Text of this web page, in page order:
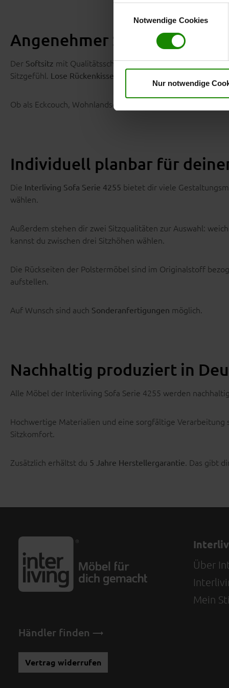
anzuzeigen. Sie können frei
Klicken Sie auf „ Ablehnen “,
erteilte Einwilligung
Notwendige Cookies
Nur notwendige
Angenehmer Sitzkomfort
Der Softsitz mit Qualitätsschaumpolsterung auf
Sitzgefühl. Lose Rückenkissen
Ob als Eckcouch, Wohnlandschaft oder Sofaecke – das Sofa
Individuell planbar für
Die Interliving Sofa Serie 4255 bietet dir viele
wählen.
Außerdem stehen dir zwei Sitzqualitäten zur Auswahl:
kannst du zwischen drei Sitzhöhen wählen.
Die Rückseiten der Polstermöbel sind im Originalstoff
aufstellen.
Auf Wunsch sind auch Sonderanfertigungen möglich.
Nachhaltig produziert in
Alle Möbel der Interliving Sofa Serie 4255 werden nachhaltig
Hochwertige Materialien und eine sorgfältige
Sitzkomfort.
Zusätzlich erhältst du 5 Jahre Herstellergarantie. Das gibt
Händler finden
Vertrag widerrufen
Über
Mein